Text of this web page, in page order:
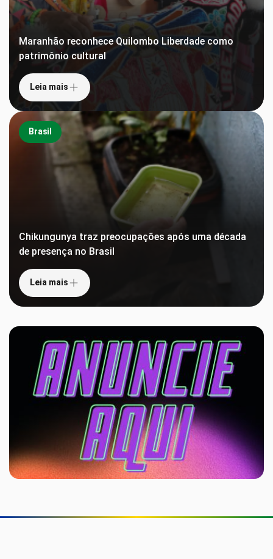
Maranhão reconhece Quilombo Liberdade como
patrimônio cultural
Leia mais
Brasil
Chikungunya traz preocupações após uma década
de presença no Brasil
Leia mais